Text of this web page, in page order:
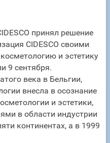
принял решение
CIDESCO своими
и эстетику
9 сентября.
века в Бельгии,
внесла в осознание
и эстетики,
в области индустрии
континентах, а в 1999